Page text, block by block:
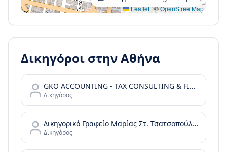
Leaflet|©OpenStreetMap
Δικηγόροι στηνΑθήνα
GKO ACCOUNTING - TAX CONSULTING & FINANCIAL SERVICES
Δικηγόρος
Δικηγορικό Γραφείο Μαρίας Στ. Τσατσοπούλου LAW it/Maria Tsatsopoulou Law office
Δικηγόρος